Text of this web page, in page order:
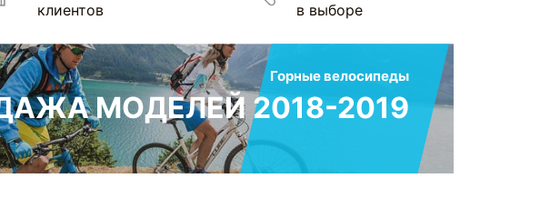
клиентов
в выборе
Горные велосипеды
МОДЕЛЕЙ 2018-2019